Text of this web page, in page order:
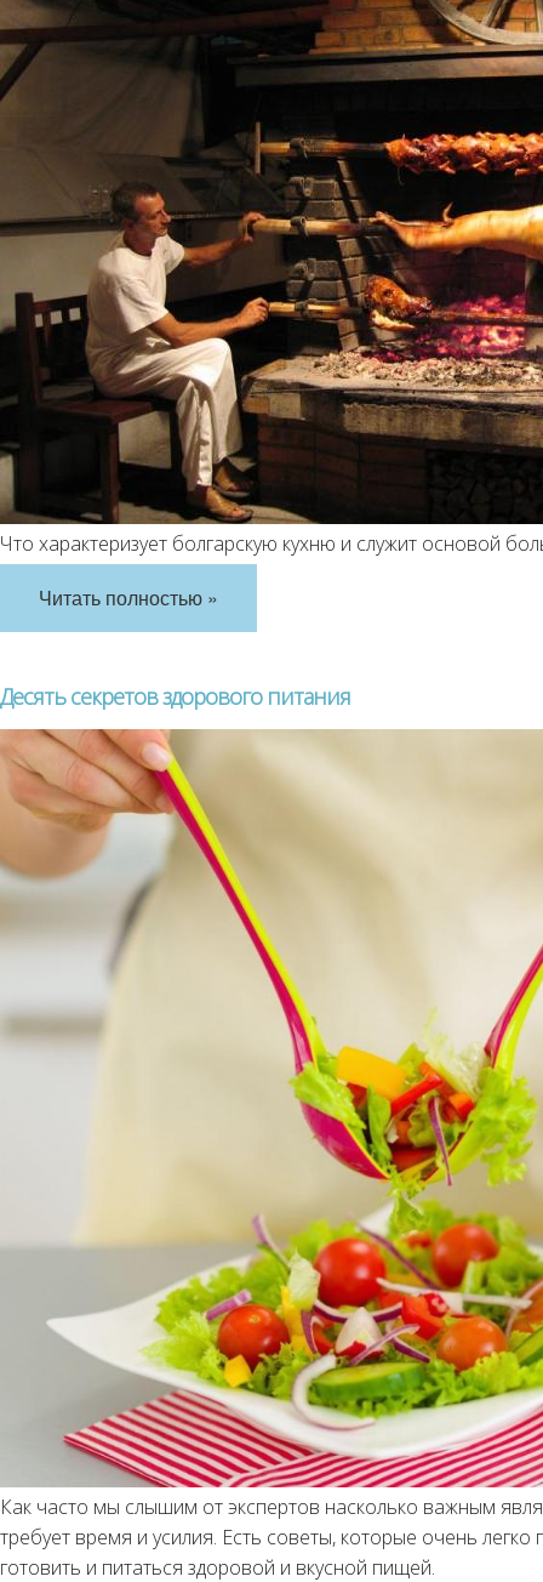
Что характеризует болгарскую кухню и служит основой
Читать полностью »
Десять секретов здорового питания
Как часто мы слышим от экспертов насколько важным
требует время и усилия. Есть советы, которые очень
готовить и питаться здоровой и вкусной пищей.